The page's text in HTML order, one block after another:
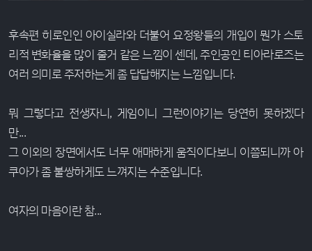
후속편 히로인인 아이실라와 더불어 요정왕들의 개입이 뭔가 스토
리적 변화율을 많이 줄거 같은 느낌이 센데, 주인공인 티아라로즈는
여러 의미로 주저하는게 좀 답답해지는 느낌입니다.
뭐 그렇다고 전생자니, 게임이니 그런이야기는 당연히 못하겠다
만...
그 이외의 장면에서도 너무 애매하게 움직이다보니 이쯤되니까 아
쿠아가 좀 불쌍하게도 느껴지는 수준입니다.
여자의 마음이란 참...